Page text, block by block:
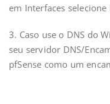
em Interfaces selecione
3. Caso use o DNS do
seu servidor DNS/
pfSense como um